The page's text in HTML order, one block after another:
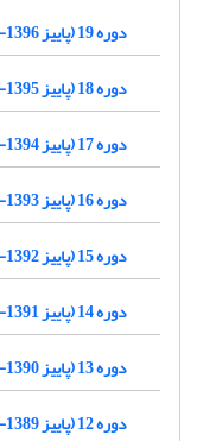
دوره 19 (پاییز 1396-1395)
دوره 18 (پاییز 1395-1394)
دوره 17 (پاییز 1394-1393)
دوره 16 (پاییز 1393-1392)
دوره 15 (پاییز 1392-1391)
دوره 14 (پاییز 1391-1390)
دوره 13 (پاییز 1390-1389)
دوره 12 (پاییز 1389-1388)